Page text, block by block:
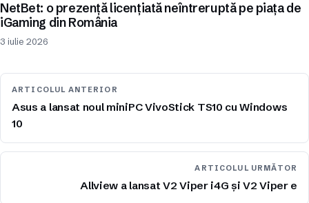
NetBet: o prezență licențiată neîntreruptă pe piața de
iGaming din România
3 iulie 2026
ARTICOLUL ANTERIOR
Asus a lansat noul miniPC VivoStick TS10 cu Windows
10
ARTICOLUL URMĂTOR
Allview a lansat V2 Viper i4G și V2 Viper e